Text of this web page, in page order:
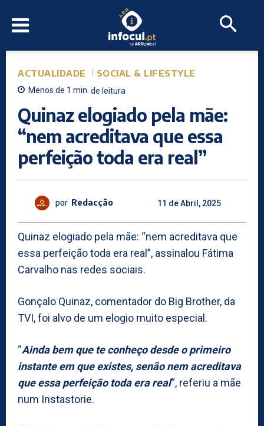
ACTUALIDADE SOCIAL & LIFESTYLE
Menos de 1 min. de leitura
Quinaz elogiado pela mãe:
“nem acreditava que essa
perfeição toda era real”
por Redacção 11 de Abril, 2025
Quinaz elogiado pela mãe: “nem acreditava que
essa perfeição toda era real”, assinalou Fátima
Carvalho nas redes sociais.
Gonçalo Quinaz, comentador do Big Brother, da
TVI, foi alvo de um elogio muito especial.
“Ainda bem que te conheço desde o primeiro
instante em que existes, senão nem acreditava
que essa perfeição toda era real“, referiu a mãe
num Instastorie.